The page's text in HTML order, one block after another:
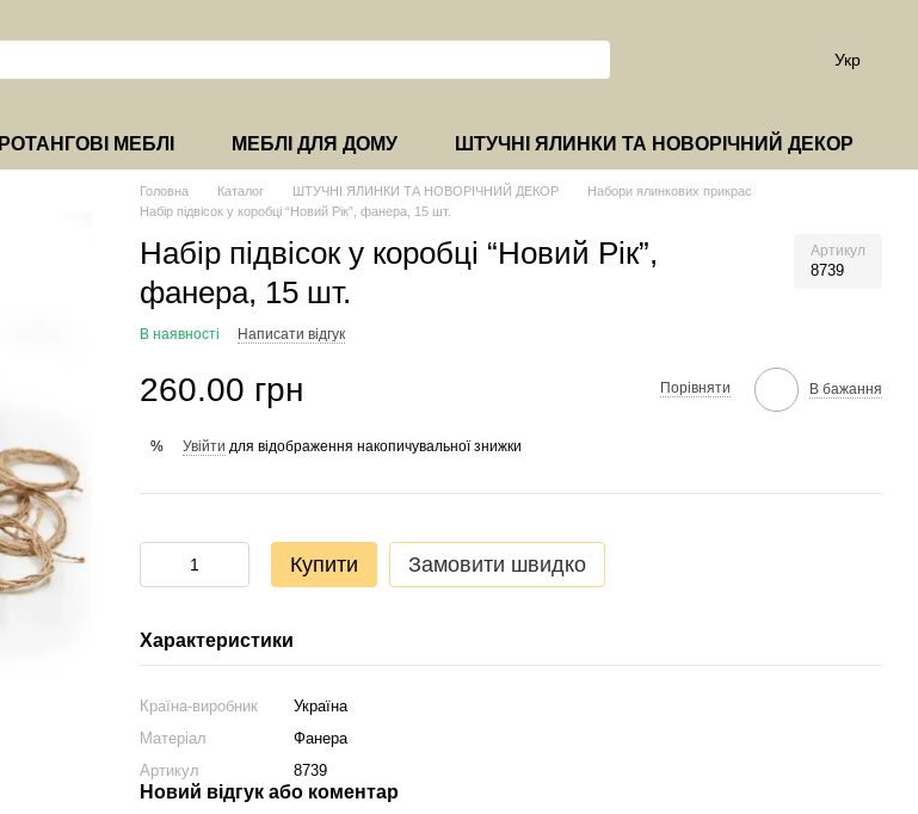
Укр
РОТАНГОВІ МЕБЛІ МЕБЛІ ДЛЯ ДОМУ ШТУЧНІ ЯЛИНКИ ТА НОВОРІЧНИЙ ДЕКОР
Головна Каталог ШТУЧНІ ЯЛИНКИ ТА НОВОРІЧНИЙ ДЕКОР
Набори ялинкових прикрас
Набір підвісок у коробці “Новий Рік”, фанера, 15 шт.
Набір підвісок у коробці “Новий Рік”,
фанера, 15 шт.
Артикул
8739
В наявності Написати відгук
260.00 грн Порівняти В бажання
% Увійти для відображення накопичувальної знижки
Купити Замовити швидко
Характеристики
Країна-виробник
Україна
Матеріал
Фанера
Артикул
8739
Новий відгук або коментар